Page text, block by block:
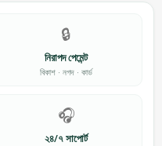
🔒
নিরাপদ পেমেন্ট
বিকাশ · নগদ · কার্ড
🎧
২৪/৭ সাপোর্ট